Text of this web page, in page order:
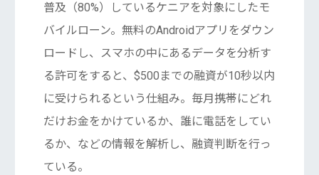
普及（80%）しているケニアを対象にしたモ
バイルローン。無料のAndroidアプリをダウン
ロードし、スマホの中にあるデータを分析す
る許可をすると、$500までの融資が10秒以内
に受けられるという仕組み。毎月携帯にどれ
だけお金をかけているか、誰に電話をしてい
るか、などの情報を解析し、融資判断を行っ
ている。